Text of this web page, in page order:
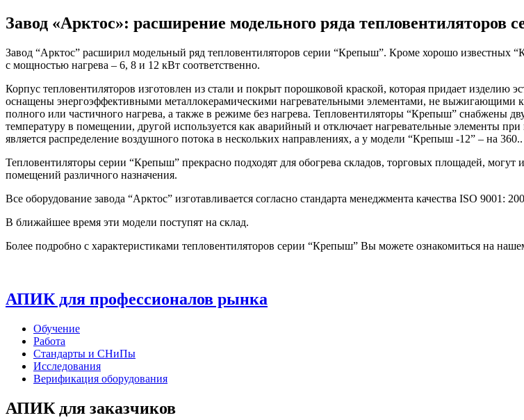
Завод «Арктос»: расширение модельного ряда тепловентиляторов
Завод “Арктос” расширил модельный ряд тепловентиляторов серии “Крепыш”. Кроме хорошо
с мощностью нагрева – 6, 8 и 12 кВт соответственно.
Корпус тепловентиляторов изготовлен из стали и покрыт порошковой краской, которая придает
оснащены энергоэффективными металлокерамическими нагревательными элементами, не
полного или частичного нагрева, а также в режиме без нагрева. Тепловентиляторы “Крепыш” снабжены
температуру в помещении, другой используется как аварийный и отключает нагревательные элементы
является распределение воздушного потока в нескольких направлениях, а у модели “Крепыш -12” – на 360..
Тепловентиляторы серии “Крепыш” прекрасно подходят для обогрева складов, торговых площадей, могут
помещений различного назначения.
Все оборудование завода “Арктос” изготавливается согласно стандарта менеджмента качества ISO 9001:
В ближайшее время эти модели поступят на склад.
Более подробно с характеристиками тепловентиляторов серии “Крепыш” Вы можете ознакомиться на
АПИК для профессионалов рынка
Обучение
Работа
Стандарты и СНиПы
Исследования
Верификация оборудования
АПИК для заказчиков